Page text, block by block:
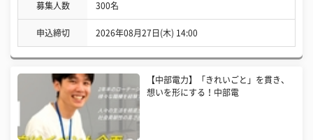
募集人数 300名
申込締切 2026年08月27日(木) 14:00
【中部電力】「きれいごと」を貫き、
想いを形にする！中部電